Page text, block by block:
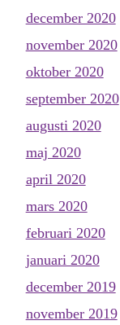
december 2020
november 2020
oktober 2020
september 2020
augusti 2020
maj 2020
april 2020
mars 2020
februari 2020
januari 2020
december 2019
november 2019